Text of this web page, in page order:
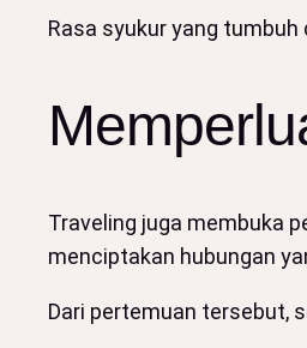
Rasa syukur yang
Traveling juga membuka
menciptakan hubungan
Dari pertemuan tersebut,